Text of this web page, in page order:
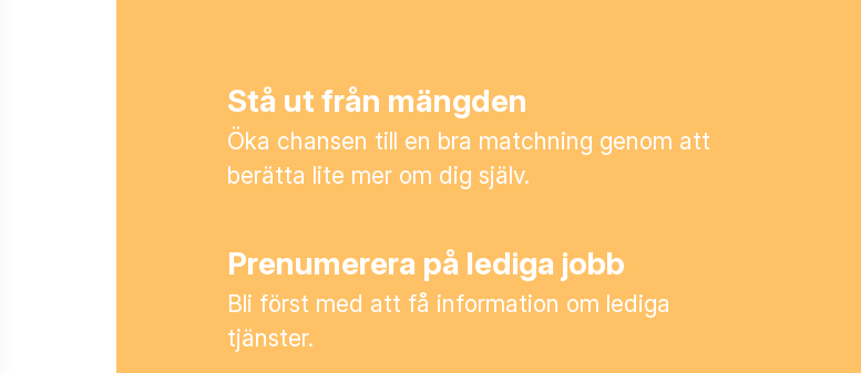
Stå ut från mängden
Öka chansen till en bra matchning genom att
berätta lite mer om dig själv.
Prenumerera på lediga jobb
Bli först med att få information om lediga
tjänster.